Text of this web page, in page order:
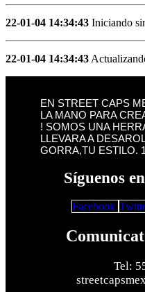
22-01-04 14:34:43 Iniciando
22-01-04 14:34:43
EN STREET CAPS
LA MANO PARA
! SOMOS UNA
LLEVARA A
GORRA,TU ESTILO.
Síguenos
Facebook
Tel: